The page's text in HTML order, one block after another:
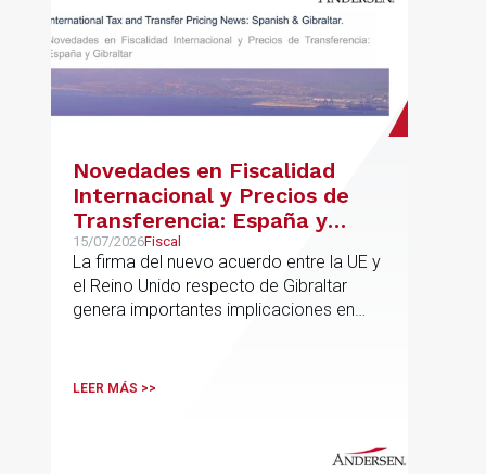
Novedades en Fiscalidad
Internacional y Precios de
Transferencia: España y
Gibraltar
15/07/2026Fiscal
La firma del nuevo acuerdo entre la UE y
el Reino Unido respecto de Gibraltar
genera importantes implicaciones en
LEER MÁS >>